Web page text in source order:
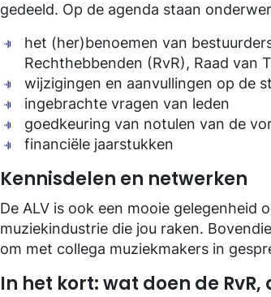
gedeeld. Op de agenda staan
het (her)benoemen van
Rechthebbenden (RvR), Raad van
wijzigingen en aanvullingen op de
ingebrachte vragen van leden
goedkeuring van notulen van de
financiële jaarstukken
Kennisdelen en netwerken
De ALV is ook een mooie
muziekindustrie die jou raken.
om met collega muziekmakers in
In het kort: wat doen de RvR,